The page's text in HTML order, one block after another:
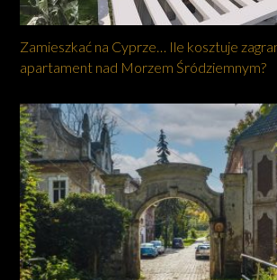
Zamieszkać na Cyprze… Ile kosztuje
apartament nad Morzem Śródziemnym?